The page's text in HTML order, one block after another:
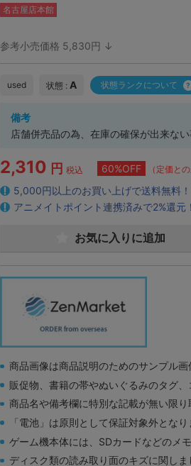
名古屋店本館
参考小売価格 5,830円 ↓
used 状態 : A 状態ランクについて
備考
店舗併売品の為、在庫の確保が出来ない
2,310 円 税込 60%OFF （定価と
5,000円以上のお買い上げで送料無料！
アニメイトポイント連携済みで2%還元！
お気に入りに追加
商品画像は商品説明のためのサンプル画
販促物、書籍の帯やぬいぐるみのタグ
商品名や備考欄に特別な記載が無い限り
「電池」は原則として保証対象外となり
ゲーム機本体には、SDカードなどのメ
ディスク類の読み取り面のキズに関し